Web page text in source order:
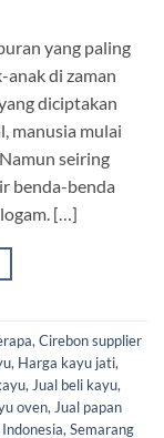
yang paling
di zaman
diciptakan
manusia mulai
seiring
benda-benda
[…]
, Cirebon supplier
, Harga kayu jati,
, Jual beli kayu,
oven, Jual papan
, Semarang